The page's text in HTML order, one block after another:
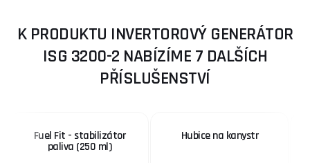
K PRODUKTU INVERTOROVÝ GENERÁTOR
ISG 3200-2 NABÍZÍME 7 DALŠÍCH
PŘÍSLUŠENSTVÍ
Fuel Fit - stabilizátor
paliva (250 ml)
Hubice na kanystr